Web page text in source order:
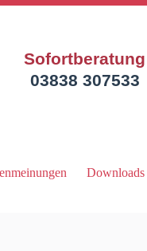
Sofortberatung
03838 307533
Downloads